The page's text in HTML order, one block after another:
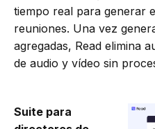
tiempo real para generar
reuniones. Una vez
agregadas, Read elimina
de audio y vídeo sin
Suite para